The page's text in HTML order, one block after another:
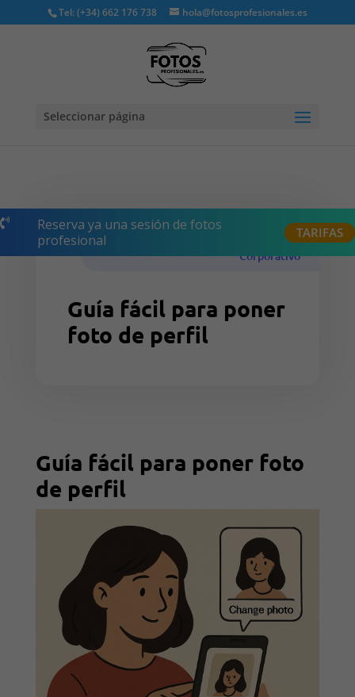
Tel: (+34) 662 176 738 hola@fotosprofesionales.es
Seleccionar página

Reserva ya una sesión de fotos
profesional
TARIFAS
Corporativo
Guía fácil para poner
foto de perfil
Guía fácil para poner foto
de perfil